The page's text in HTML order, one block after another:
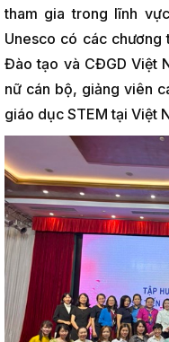
tham gia trong lĩnh
Unesco có các
Đào tạo và CĐGD Việt
nữ cán bộ, giảng viên
giáo dục STEM tại Việt